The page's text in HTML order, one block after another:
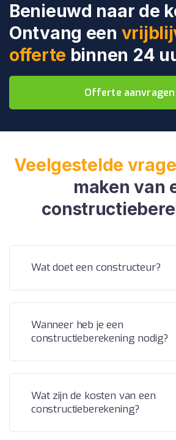
Benieuwd naar de
Ontvang een
offerte binnen 24
Offerte aanvragen
Veelgestelde
maken van
Wat doet een constructeur?
Wanneer heb je een
constructieberekening nodig?
Wat zijn de kosten van een
constructieberekening?